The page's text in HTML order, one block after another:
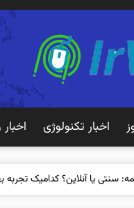
اخبار تکنولوژی
سنتی یا آنلاین؟ کدامیک تجربه